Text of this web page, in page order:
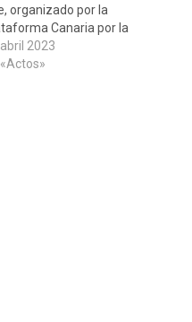
organizado por la
Canaria por la
Contra la OTAN y por la
de Canarias, se
2023